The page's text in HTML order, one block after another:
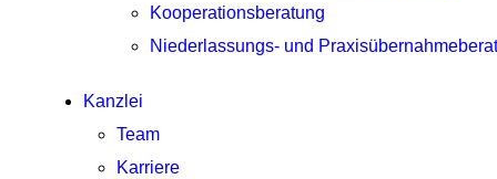
Kooperationsberatung
Niederlassungs- und
Kanzlei
Team
Karriere